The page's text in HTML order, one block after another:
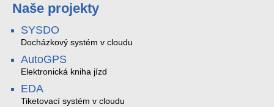
Naše projekty
SYSDO
Docházkový systém v cloudu
AutoGPS
Elektronická kniha jízd
EDA
Tiketovací systém v cloudu